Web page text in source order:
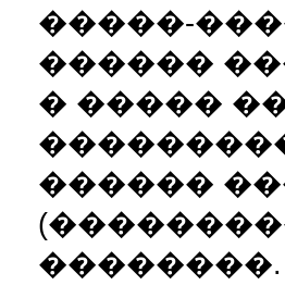
�����-
������
� �����
������
��������.